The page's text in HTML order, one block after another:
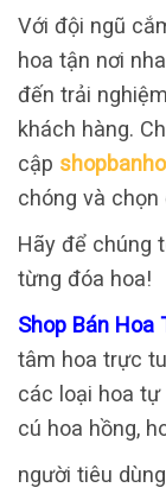
Với đội ngũ
hoa tận nơi
đến trải
khách hàng.
cập
chóng và
Hãy để chúng
từng đóa hoa!
Shop Bán Hoa
tâm hoa trực
các loại hoa
cú hoa hồng,
người tiêu